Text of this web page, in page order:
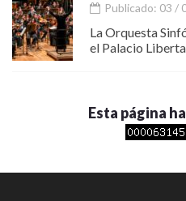
Publicado: 03 /
La Orquesta
el Palacio
Esta página